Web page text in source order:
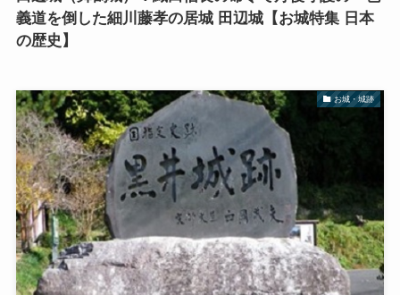
義道を倒した細川藤孝の居城 田辺城【お城特集 日本
の歴史】
お城・城跡